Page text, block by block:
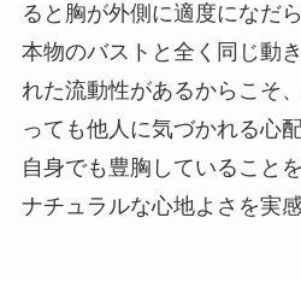
ると胸が外側に適度になだ
本物のバストと全く同じ動
れた流動性があるからこそ
っても他人に気づかれる心
自身でも豊胸していること
ナチュラルな心地よさを実感